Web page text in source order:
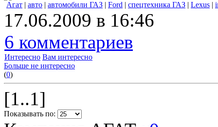
Агат | авто | автомобили ГАЗ | Ford | спецтехника ГАЗ | Lexus |
17.06.2009 в 16:46
6 комментариев
Интересно Вам интересно
Больше не интересно
(0)
[1..1]
Показывать по: